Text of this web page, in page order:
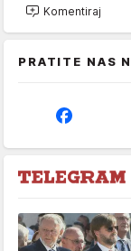
Komentiraj
PRATITE NAS